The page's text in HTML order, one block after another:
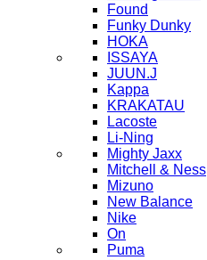
Found
Funky Dunky
HOKA
ISSAYA
JUUN.J
Kappa
KRAKATAU
Lacoste
Li-Ning
Mighty Jaxx
Mitchell & Ness
Mizuno
New Balance
Nike
On
Puma